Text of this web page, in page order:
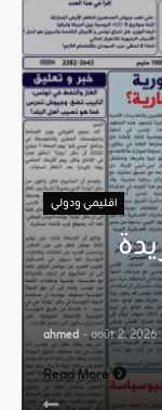
اقليمي ودولي
جريدة
ahmed - août 2, 2026
Read More